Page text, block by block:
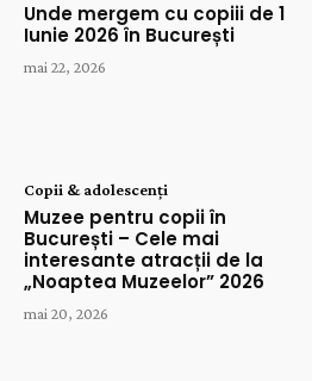
Unde mergem cu copiii de 1
Iunie 2026 în București
mai 22, 2026
Copii & adolescenți
Muzee pentru copii în
București – Cele mai
interesante atracții de la
„Noaptea Muzeelor” 2026
mai 20, 2026